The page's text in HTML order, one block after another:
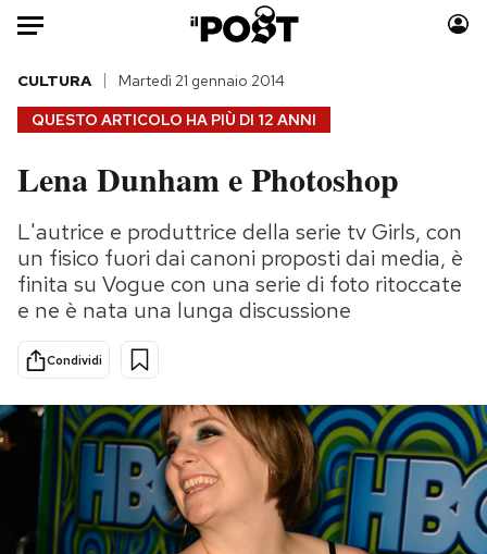
Auto
HOME
Italia
Politica
Tecnologia
Internet
Scienza
Cultura
Economia
Sport
Moda
Consumismi
Storie/Idee
Ok Boomer!
Altrecose
Mondiali calcio 2026
PODCAST
QUESTO ARTICOLO HA PIÙ DI 12 ANNI
CULTURA Martedì 21 gennaio 2014
Lena Dunham e Photoshop
L'autrice e produttrice della serie tv Girls, con
un fisico fuori dai canoni proposti dai media, è
finita su Vogue con una serie di foto ritoccate
e ne è nata una lunga discussione
Condividi